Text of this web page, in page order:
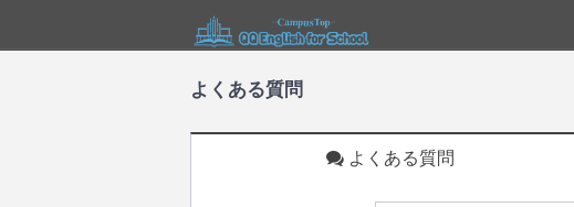
よくある質問
よくある質問